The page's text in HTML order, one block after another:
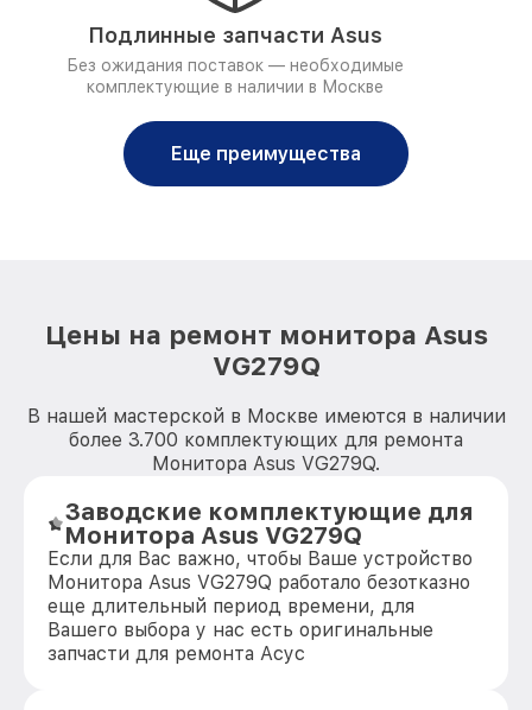
Подлинные запчасти Asus
Без ожидания поставок — необходимые
комплектующие в наличии в Москве
Еще преимущества
Цены на ремонт монитора Asus
VG279Q
В нашей мастерской в Москве имеются в наличии
более 3.700 комплектующих для ремонта
Монитора Asus VG279Q.
Заводские комплектующие для
Монитора Asus VG279Q
Если для Вас важно, чтобы Ваше устройство
Монитора Asus VG279Q работало безотказно
еще длительный период времени, для
Вашего выбора у нас есть оригинальные
запчасти для ремонта Асус